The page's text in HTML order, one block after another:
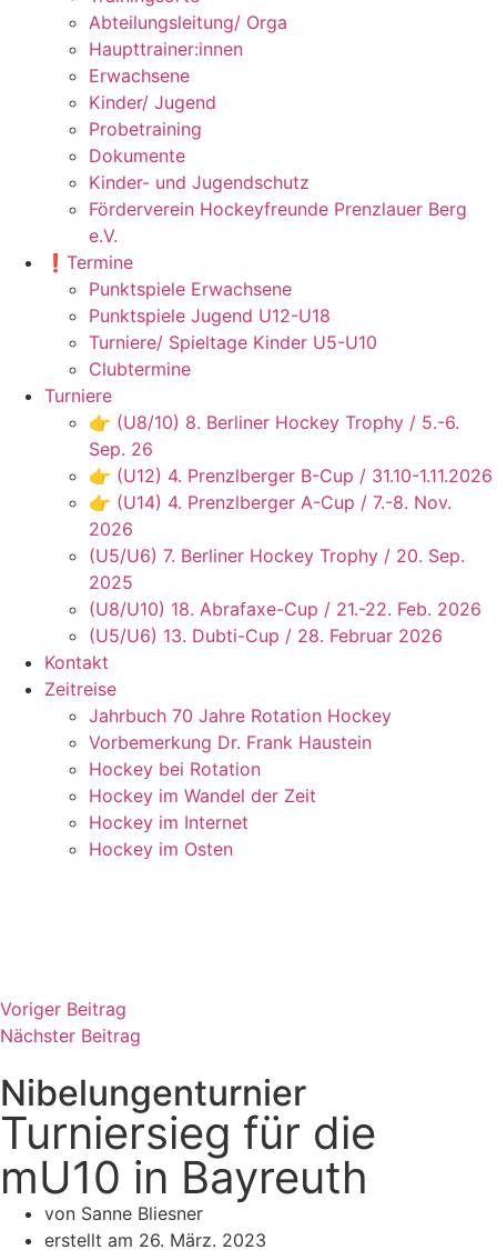
Abteilungsleitung/ Orga
Haupttrainer:innen
Erwachsene
Kinder/ Jugend
Probetraining
Dokumente
Kinder- und Jugendschutz
Förderverein Hockeyfreunde Prenzlauer Berg
e.V.
❗️Termine
Punktspiele Erwachsene
Punktspiele Jugend U12-U18
Turniere/ Spieltage Kinder U5-U10
Clubtermine
Turniere
👉 (U8/10) 8. Berliner Hockey Trophy / 5.-6.
Sep. 26
👉 (U12) 4. Prenzlberger B-Cup / 31.10-1.11.2026
👉 (U14) 4. Prenzlberger A-Cup / 7.-8. Nov.
2026
(U5/U6) 7. Berliner Hockey Trophy / 20. Sep.
2025
(U8/U10) 18. Abrafaxe-Cup / 21.-22. Feb. 2026
(U5/U6) 13. Dubti-Cup / 28. Februar 2026
Kontakt
Zeitreise
Jahrbuch 70 Jahre Rotation Hockey
Vorbemerkung Dr. Frank Haustein
Hockey bei Rotation
Hockey im Wandel der Zeit
Hockey im Internet
Hockey im Osten
Voriger Beitrag
Nächster Beitrag
Nibelungenturnier
Turniersieg für die
mU10 in Bayreuth
von Sanne Bliesner
erstellt am 26. März. 2023